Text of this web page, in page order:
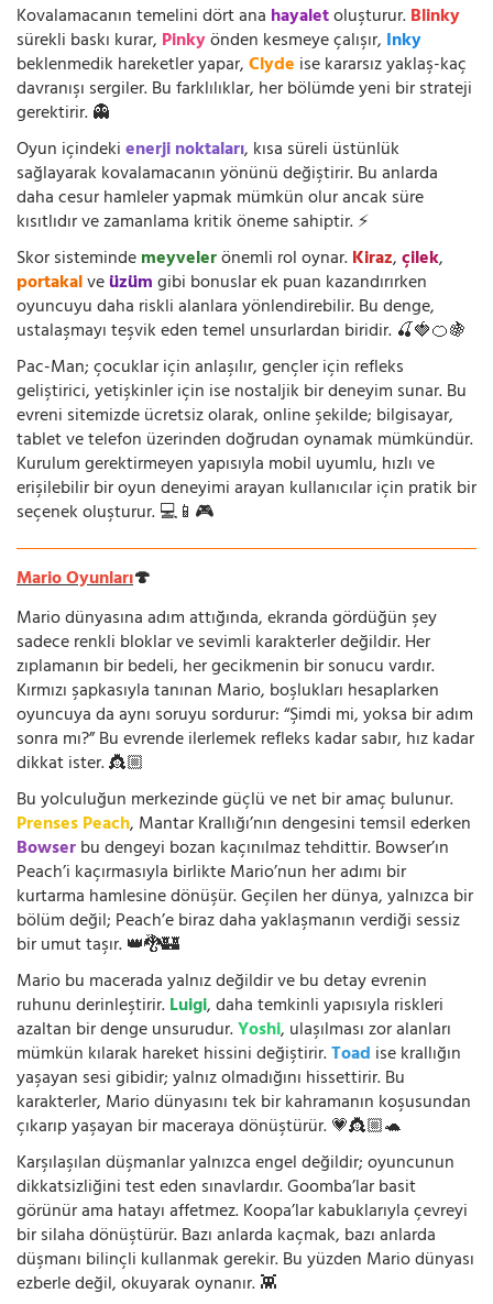
Kovalamacanın temelini dört ana hayaletoluşturur.Blinky
sürekli baskı kurar, Pinkyönden kesmeye çalışır, Inky
beklenmedik hareketler yapar,Clyde ise kararsız yaklaş-kaç
davranışı sergiler. Bu farklılıklar, her bölümde yeni bir strateji
gerektirir. 👻
Oyun içindekienerji noktaları, kısa süreli üstünlük
sağlayarak kovalamacanın yönünü değiştirir. Bu anlarda
daha cesur hamleler yapmak mümkün olur ancak süre
kısıtlıdır ve zamanlama kritik öneme sahiptir. ⚡
Skor sistemindemeyvelerönemli rol oynar.Kiraz,çilek,
portakalveüzümgibi bonuslar ek puan kazandırırken
oyuncuyu daha riskli alanlara yönlendirebilir. Bu denge,
ustalaşmayı teşvik eden temel unsurlardan biridir. 🍒🍓🍊🍇
Pac-Man; çocuklar için anlaşılır, gençler için refleks
geliştirici, yetişkinler için ise nostaljik bir deneyim sunar. Bu
evreni sitemizde ücretsiz olarak, online şekilde; bilgisayar,
tablet ve telefon üzerinden doğrudan oynamak mümkündür.
Kurulum gerektirmeyen yapısıyla mobil uyumlu, hızlı ve
erişilebilir bir oyun deneyimi arayan kullanıcılar için pratik bir
seçenek oluşturur. 💻📱🎮
Mario Oyunları🍄
Mario dünyasına adım attığında, ekranda gördüğün şey
sadece renkli bloklar ve sevimli karakterler değildir. Her
zıplamanın bir bedeli, her gecikmenin bir sonucu vardır.
Kırmızı şapkasıyla tanınan Mario, boşlukları hesaplarken
oyuncuya da aynı soruyu sordurur: “Şimdi mi, yoksa bir adım
sonra mı?” Bu evrende ilerlemek refleks kadar sabır, hız kadar
dikkat ister. 👸🏼
Bu yolculuğun merkezinde güçlü ve net bir amaç bulunur.
Prenses Peach, Mantar Krallığı’nın dengesini temsil ederken
Bowserbu dengeyi bozan kaçınılmaz tehdittir. Bowser’ın
Peach’i kaçırmasıyla birlikte Mario’nun her adımı bir
kurtarma hamlesine dönüşür. Geçilen her dünya, yalnızca bir
bölüm değil; Peach’e biraz daha yaklaşmanın verdiği sessiz
bir umut taşır. 👑🐉🏰
Mario bu macerada yalnız değildir ve bu detay evrenin
ruhunu derinleştirir.Luigi, daha temkinli yapısıyla riskleri
azaltan bir denge unsurudur.Yoshi, ulaşılması zor alanları
mümkün kılarak hareket hissini değiştirir.Toad ise krallığın
yaşayan sesi gibidir; yalnız olmadığını hissettirir. Bu
karakterler, Mario dünyasını tek bir kahramanın koşusundan
çıkarıp yaşayan bir maceraya dönüştürür. 💗👸🏼🐢
Karşılaşılan düşmanlar yalnızca engel değildir; oyuncunun
dikkatsizliğini test eden sınavlardır. Goomba’lar basit
görünür ama hatayı affetmez. Koopa’lar kabuklarıyla çevreyi
bir silaha dönüştürür. Bazı anlarda kaçmak, bazı anlarda
düşmanı bilinçli kullanmak gerekir. Bu yüzden Mario dünyası
ezberle değil, okuyarak oynanır. 👾